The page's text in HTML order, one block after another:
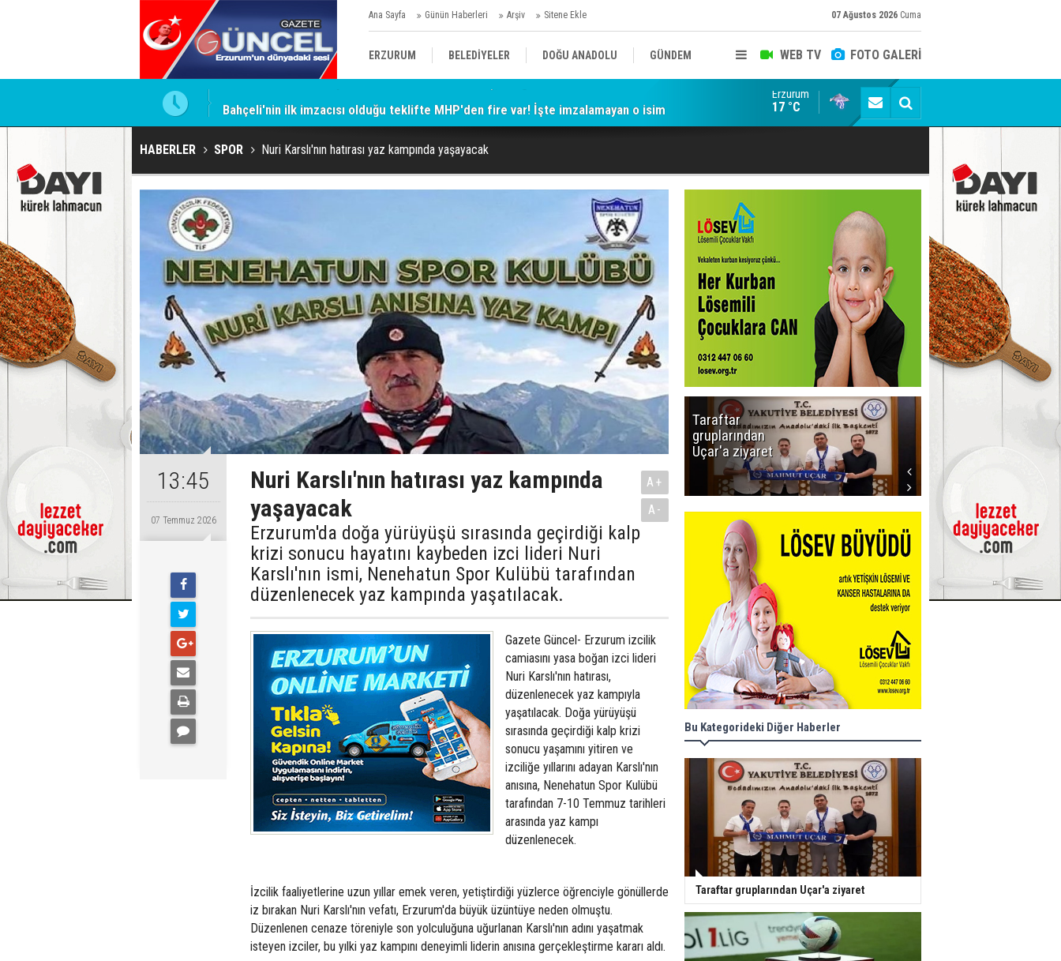
Ana Sayfa Günün Haberleri Arşiv Sitene Ekle 07 Ağustos 2026 Cuma
WEB TV FOTO GALERİ
ERZURUM BELEDİYELER DOĞU ANADOLU GÜNDEM
SİYASET AFAD/ SAVAŞ SPOR
KÜLTÜR/SANAT//MAĞAZİN
Bahçeli'nin ilk imzacısı olduğu teklifte MHP'den fire var! İşte imzalamayan o isim Siyaset-Sermaye Çizgisinde Haklılığın Resmi:
Erzurum
17 °C
HABERLER SPOR Nuri Karslı'nın hatırası yaz kampında yaşayacak
13:45
07 Temmuz 2026
Nuri Karslı'nın hatırası yaz kampında
yaşayacak
Erzurum'da doğa yürüyüşü sırasında geçirdiği kalp
krizi sonucu hayatını kaybeden izci lideri Nuri
Karslı'nın ismi, Nenehatun Spor Kulübü tarafından
düzenlenecek yaz kampında yaşatılacak.
A+
A-
Gazete Güncel- Erzurum izcilik
camiasını yasa boğan izci lideri
Nuri Karslı'nın hatırası,
düzenlenecek yaz kampıyla
yaşatılacak. Doğa yürüyüşü
sırasında geçirdiği kalp krizi
sonucu yaşamını yitiren ve
izciliğe yıllarını adayan Karslı'nın
anısına, Nenehatun Spor Kulübü
tarafından 7-10 Temmuz tarihleri
arasında yaz kampı
düzenlenecek.
İzcilik faaliyetlerine uzun yıllar emek veren, yetiştirdiği yüzlerce öğrenciyle gönüllerde
iz bırakan Nuri Karslı'nın vefatı, Erzurum'da büyük üzüntüye neden olmuştu.
Düzenlenen cenaze töreniyle son yolculuğuna uğurlanan Karslı'nın adını yaşatmak
isteyen izciler, bu yılki yaz kampını deneyimli liderin anısına gerçekleştirme kararı aldı.
Taraftar
gruplarından
Uçar'a ziyaret
başlıyor! İlk
düdük Bolu'da
çalacak
Bu Kategorideki Diğer Haberler
Taraftar gruplarından Uçar'a ziyaret